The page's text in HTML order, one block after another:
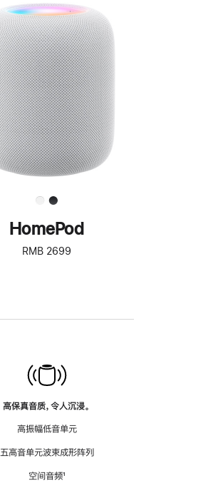
进
一
步
了
解
HomePod<
HomePod
RMB 2699
高保真音质，令人沉浸。
高振幅低音单元
五高音单元波束成形阵列
空间音频脚
¹